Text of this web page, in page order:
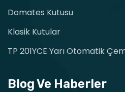
Domates Kutusu
Klasik Kutular
TP 201YCE Yarı Otomatik
Blog Ve Haberler